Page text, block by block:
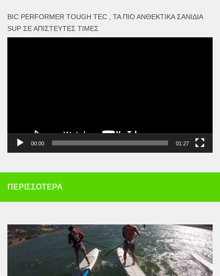
BIC PERFORMER TOUGH TEC , ΤΑ ΠΙΟ ΑΝΘΕΚΤΙΚΆ ΣΑΝΊΔΙΑ
SUP ΣΕ ΑΠΊΣΤΕΥΤΕΣ ΤΙΜΈΣ
00:00 01:27
ΠΕΡΙΣΣΌΤΕΡΑ